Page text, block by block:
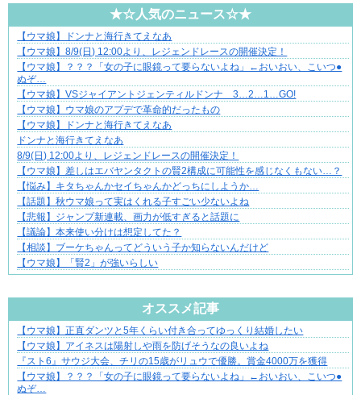
★☆人気のニュース☆★
【マンガ】海外病院トラブルファイル
【ウマ娘】ドンナと海行きてえなあ
【ウマ娘】8/9(日) 12:00より、レジェンドレースの開催決定！
【ウマ娘】？？？「女の子に眼鏡って要らないよね」←おいおい、こいつ●
ぬぞ…
【ウマ娘】VSジャイアントジェンティルドンナ 3…2…1…GO!
【ウマ娘】ウマ娘のアプデで革命的だったもの
【ウマ娘】ドンナと海行きてえなあ
ドンナと海行きてえなあ
8/9(日) 12:00より、レジェンドレースの開催決定！
【ウマ娘】差しはエバヤンタクトの賢2構成に可能性を感じなくもない…？
【悩み】キタちゃんかセイちゃんかどっちにしようか…
【話題】秋ウマ娘って実はくれる子すごい少ないよね
【悲報】ジャンプ新連載、画力が低すぎると話題に
【議論】本来使い分けは想定してた？
【相談】ブーケちゃんってどういう子か知らないんだけど
【ウマ娘】「賢2」が強いらしい
オススメ記事
ぜんぶ私が中心、そう思った瞬間から歪み出す
【ウマ娘】正直ダンツと5年くらい付き合ってゆっくり結婚したい
【ウマ娘】アイネスは陽射しや雨を防げそうなの良いよね
『スト6』サウジ大会、チリの15歳がリュウで優勝。賞金4000万を獲得
【ウマ娘】？？？「女の子に眼鏡って要らないよね」←おいおい、こいつ●
ぬぞ…